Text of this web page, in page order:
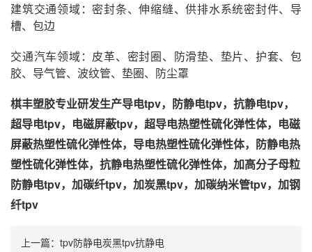
建筑交通领域：密封条、伸缩缝、供排水系统密封件、导
槽、包边
交通汽车领域：皮革、密封圈、防滑垫、垫片、护套、包
胶、导气管、波纹管、垫圈、防尘罩
棋丰塑胶专业研发生产导电tpv，防静电tpv，抗静电tpv，
超导电tpv，电磁屏蔽tpv，超导电热塑性硫化弹性体，电磁
屏蔽热塑性硫化弹性体，导电热塑性硫化弹性体，防静电热
塑性硫化弹性体，抗静电热塑性硫化弹性体，加高分子母粒
防静电tpv，加碳纤tpv，加炭黑tpv，加碳纳米管tpv，加钢
纤tpv
上一篇： tpv防静电炭黑tpv抗静电